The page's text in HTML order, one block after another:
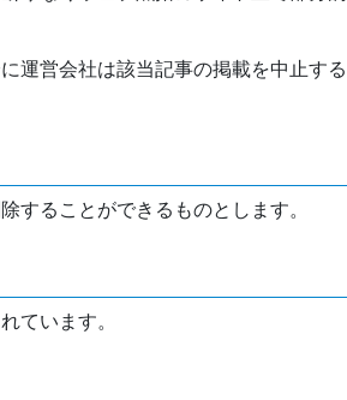
運営会社は該当記事の掲載を中止する
することができるものとします。
ています。